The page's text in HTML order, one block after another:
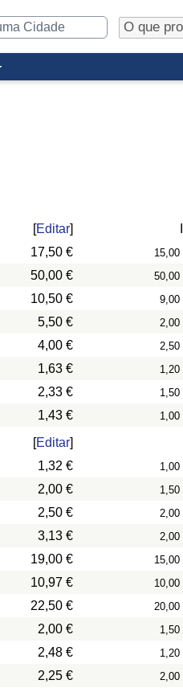
[Editar]
17,50 € 15,00
50,00 € 50,00
10,50 € 9,00
5,50 € 2,00
4,00 € 2,50
1,63 € 1,20
2,33 € 1,50
1,43 € 1,00
[Editar]
1,32 € 1,00
2,00 € 1,50
2,50 € 2,00
3,13 € 2,00
19,00 € 15,00
10,97 € 10,00
22,50 € 20,00
2,00 € 1,50
2,48 € 1,20
2,25 € 2,00